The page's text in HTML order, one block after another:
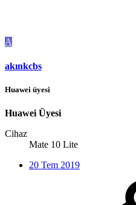
A
akınkcbs
Huawei üyesi
Huawei Üyesi
Cihaz
Mate 10 Lite
20 Tem 2019